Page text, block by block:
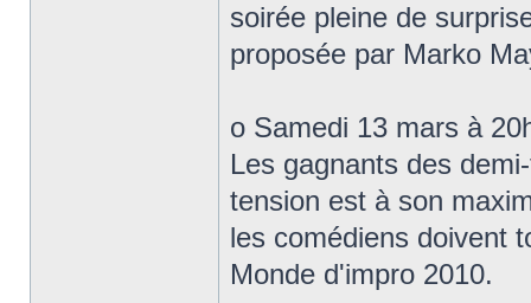
soirée pleine de
proposée par Marko
o Samedi 13 mars à
Les gagnants des
tension est à son
les comédiens doivent
Monde d'impro 2010.